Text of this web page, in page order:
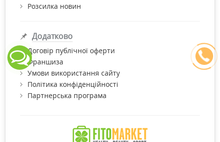
Розсилка новин
Додатково
Договір публічної оферти
Франшиза
Умови використання сайту
Політика конфіденційності
Партнерська програма